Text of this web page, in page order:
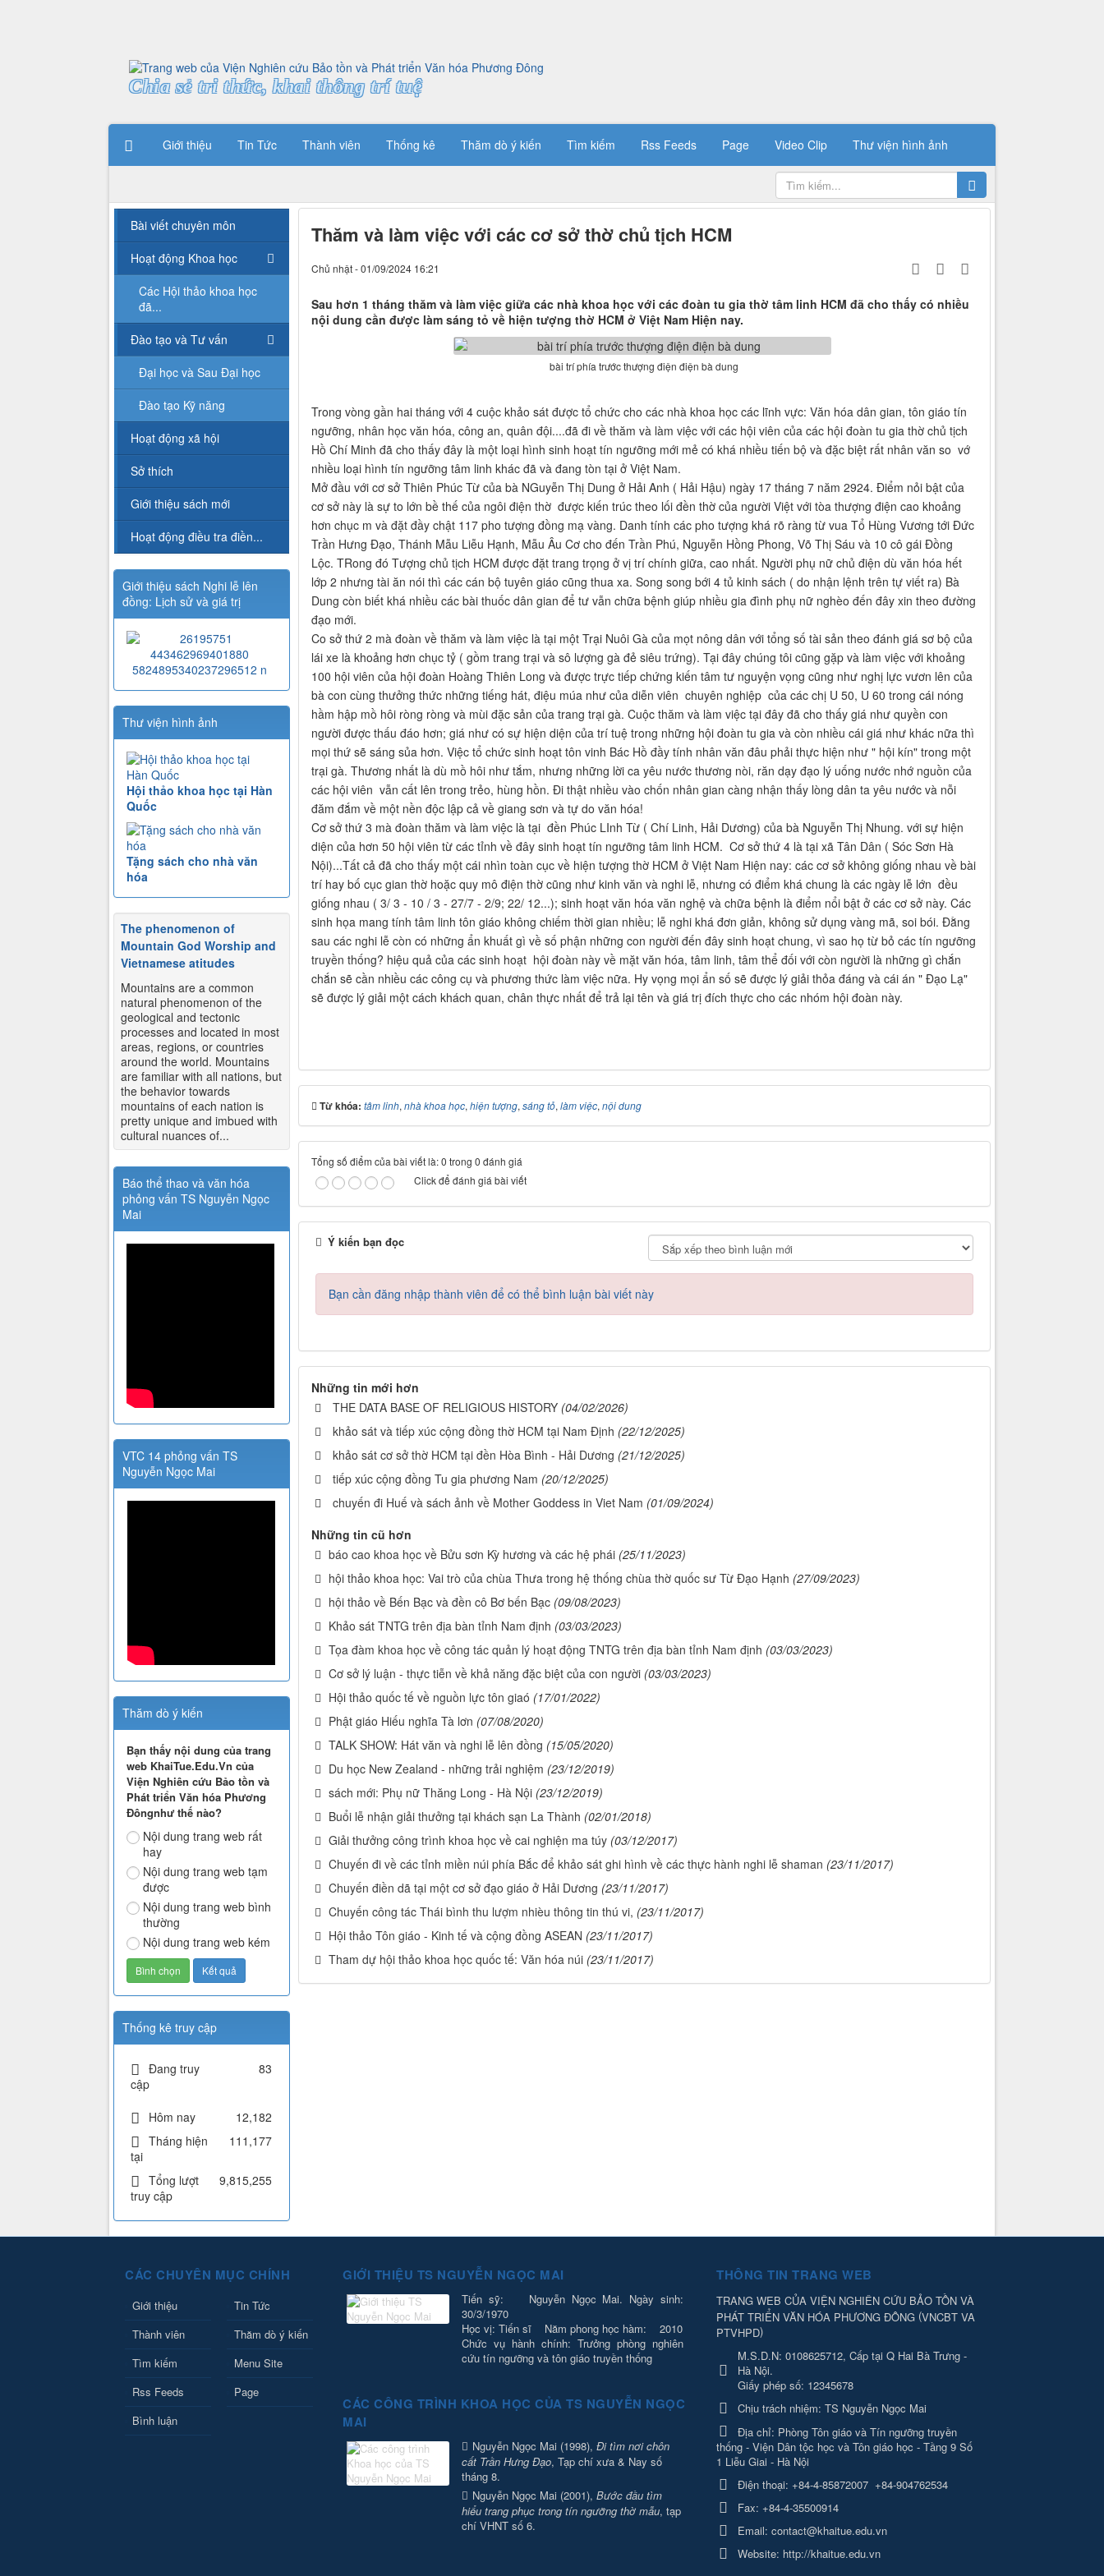
Chia sẻ tri thức, khai thông trí tuệ
Giới thiệu Tin Tức Thành viên Thống kê Thăm dò ý kiến Tìm kiếm Rss Feeds Page Video Clip Thư viện hình ảnh
Thăm và làm việc với các cơ sở thờ chủ tịch HCM
Chủ nhật - 01/09/2024 16:21
Sau hơn 1 tháng thăm và làm việc giữa các nhà khoa học với các đoàn tu gia thờ tâm linh HCM đã cho thấy có nhiều
nội dung cần được làm sáng tỏ về hiện tượng thờ HCM ở Việt Nam Hiện nay.
bài trí phía trước thượng điện điện bà dung
Trong vòng gần hai tháng với 4 cuộc khảo sát được tổ chức cho các nhà khoa học các lĩnh vực: Văn hóa dân gian, tôn giáo tín
ngưỡng, nhân học văn hóa, công an, quân đội....đã đi về thăm và làm việc với các hội viên của các hội đoàn tu gia thờ chủ tịch
Hồ Chí Minh đã cho thấy đây là một loại hình sinh hoạt tín ngưỡng mới mẻ có khá nhiều tiến bộ và đặc biệt rất nhân văn so vớ
nhiều loại hình tín ngưỡng tâm linh khác đã và đang tòn tại ở Việt Nam.
Mở đầu với cơ sở Thiên Phúc Từ của bà NGuyễn Thị Dung ở Hải Anh ( Hải Hậu) ngày 17 tháng 7 năm 2924. Điểm nỏi bật của
cơ sở này là sự to lớn bề thế của ngôi điện thờ được kiến trúc theo lối đền thờ của người Việt với tòa thượng điện cao khoảng
hơn chục m và đặt đầy chật 117 pho tượng đồng mạ vàng. Danh tính các pho tượng khá rõ ràng từ vua Tổ Hùng Vương tới Đức
Trần Hưng Đạo, Thánh Mẫu Liễu Hạnh, Mẫu Âu Cơ cho đến Trần Phú, Nguyễn Hồng Phong, Võ Thị Sáu và 10 cô gái Đồng
Lộc. TRong đó Tượng chủ tịch HCM được đặt trang trọng ở vị trí chính giữa, cao nhất. Người phụ nữ chủ điện dù văn hóa hết
lớp 2 nhưng tài ăn nói thì các cán bộ tuyên giáo cũng thua xa. Song song bới 4 tủ kinh sách ( do nhận lệnh trên tự viết ra) Bà
Dung còn biết khá nhiều các bài thuốc dân gian để tư vẫn chữa bệnh giúp nhiều gia đình phụ nữ nghèo đến đây xin theo đường
đạo mới.
Co sở thứ 2 mà đoàn về thăm và làm việc là tại một Trại Nuôi Gà của mọt nông dân với tổng số tài sản theo đánh giá sơ bộ của
lái xe là khoảng hơn chục tỷ ( gồm trang trại và sô lượng gà đẻ siêu trứng). Tại đây chúng tôi cũng gặp và làm việc với khoảng
100 hội viên của hội đoàn Hoàng Thiên Long và được trực tiếp chứng kiến tâm tư nguyện vọng cũng như nghị lực vươn lên của
bà con cùng thưởng thức những tiếng hát, điệu múa như của diễn viên chuyên nghiệp của các chị U 50, U 60 trong cái nóng
hầm hập mồ hôi ròng ròng và mùi đặc sản của trang trại gà. Cuộc thăm và làm việc tại đây đã cho thấy giá như quyền con
người được thấu đáo hơn; giá như có sự hiện diện của trí tuệ trong những hội đoàn tu gia và còn nhiều cái giá như khác nữa thì
mọi thứ sẽ sáng sủa hơn. Việc tổ chức sinh hoạt tôn vinh Bác Hồ đầy tính nhân văn đâu phải thực hiện như " hội kín" trong một
trại gà. Thương nhất là dù mồ hôi như tắm, nhưng những lời ca yêu nước thương nòi, răn dạy đạo lý uống nước nhớ nguồn của
các hội viên vẫn cất lên trong trẻo, hùng hồn. Đi thật nhiều vào chốn nhân gian càng nhận thấy lòng dân ta yêu nước và nỗi
đăm đắm về một nền độc lập cả về giang sơn và tự do văn hóa!
Cơ sở thứ 3 mà đoàn thăm và làm việc là tại đền Phúc LInh Từ ( Chí Linh, Hải Dương) của bà Nguyễn Thị Nhung. với sự hiện
diện của hơn 50 hội viên từ các tỉnh về đây sinh hoạt tín ngưỡng tâm linh HCM. Cơ sở thứ 4 là tại xã Tân Dân ( Sóc Sơn Hà
Nội)...Tất cả đã cho thấy một cái nhìn toàn cục về hiện tượng thờ HCM ở Việt Nam Hiện nay: các cơ sở không giống nhau về bài
trí hay bố cục gian thờ hoặc quy mô điện thờ cũng như kinh văn và nghi lễ, nhưng có điểm khá chung là các ngày lễ lớn đều
giống nhau ( 3/ 3 - 10 / 3 - 27/7 - 2/9; 22/ 12...); sinh hoạt văn hóa văn nghệ và chữa bệnh là điểm nổi bật ở các cơ sở này. Các
sinh họa mang tính tâm linh tôn giáo không chiếm thời gian nhiều; lễ nghi khá đơn giản, không sử dụng vàng mã, soi bói. Đằng
sau các nghi lễ còn có những ẩn khuất gì về số phận những con người đến đây sinh hoạt chung, vì sao họ từ bỏ các tín ngưỡng
truyền thống? hiệu quả của các sinh hoạt hội đoàn này về mặt văn hóa, tâm linh, tâm thể đối với còn người là những gì chắn
chắn sẽ cần nhiều các công cụ và phương thức làm việc nữa. Hy vọng mọi ẩn số sẽ được lý giải thỏa đáng và cái án " Đạo Lạ"
sẽ được lý giải một cách khách quan, chân thực nhất để trả lại tên và giá trị đích thực cho các nhóm hội đoàn này.
Từ khóa: tâm linh, nhà khoa học, hiện tượng, sáng tỏ, làm việc, nội dung
Tổng số điểm của bài viết là: 0 trong 0 đánh giá
Click để đánh giá bài viết
Ý kiến bạn đọc
Bạn cần đăng nhập thành viên để có thể bình luận bài viết này
Những tin mới hơn
THE DATA BASE OF RELIGIOUS HISTORY (04/02/2026)
khảo sát và tiếp xúc cộng đồng thờ HCM tại Nam Định (22/12/2025)
khảo sát cơ sở thờ HCM tại đền Hòa Bình - Hải Dương (21/12/2025)
tiếp xúc cộng đồng Tu gia phương Nam (20/12/2025)
chuyến đi Huế và sách ảnh về Mother Goddess in Viet Nam (01/09/2024)
Những tin cũ hơn
báo cao khoa học về Bửu sơn Kỳ hương và các hệ phái (25/11/2023)
hội thảo khoa học: Vai trò của chùa Thưa trong hệ thống chùa thờ quốc sư Từ Đạo Hạnh (27/09/2023)
hội thảo về Bến Bạc và đền cô Bơ bến Bạc (09/08/2023)
Khảo sát TNTG trên địa bàn tỉnh Nam định (03/03/2023)
Tọa đàm khoa học về công tác quản lý hoạt động TNTG trên địa bàn tỉnh Nam định (03/03/2023)
Cơ sở lý luận - thực tiễn về khả năng đặc biệt của con người (03/03/2023)
Hội thảo quốc tế về nguồn lực tôn giaó (17/01/2022)
Phật giáo Hiếu nghĩa Tà lơn (07/08/2020)
TALK SHOW: Hát văn và nghi lễ lên đồng (15/05/2020)
Du học New Zealand - những trải nghiệm (23/12/2019)
sách mới: Phụ nữ Thăng Long - Hà Nội (23/12/2019)
Buổi lễ nhận giải thưởng tại khách sạn La Thành (02/01/2018)
Giải thưởng công trình khoa học về cai nghiện ma túy (03/12/2017)
Chuyến đi về các tỉnh miền núi phía Bắc để khảo sát ghi hình về các thực hành nghi lễ shaman (23/11/2017)
Chuyến điền dã tại một cơ sở đạo giáo ở Hải Dương (23/11/2017)
Chuyến công tác Thái bình thu lượm nhièu thông tin thú vi, (23/11/2017)
Hội thảo Tôn giáo - Kinh tế và cộng đồng ASEAN (23/11/2017)
Tham dự hội thảo khoa học quốc tế: Văn hóa núi (23/11/2017)
Bài viết chuyên môn
Hoạt động Khoa học
Các Hội thảo khoa học
đã...
Đào tạo và Tư vấn
Đại học và Sau Đại học
Đào tạo Kỹ năng
Hoạt động xã hội
Sở thích
Giới thiệu sách mới
Hoạt động điều tra điền...
Giới thiệu sách Nghi lễ lên
đồng: Lịch sử và giá trị
Thư viện hình ảnh
Hội thảo khoa học tại Hàn
Quốc
Tặng sách cho nhà văn
hóa
The phenomenon of
Mountain God Worship and
Vietnamese atitudes
Mountains are a common
natural phenomenon of the
geological and tectonic
processes and located in most
areas, regions, or countries
around the world. Mountains
are familiar with all nations, but
the behavior towards
mountains of each nation is
pretty unique and imbued with
cultural nuances of...
Báo thể thao và văn hóa
phỏng vấn TS Nguyễn Ngọc
Mai
VTC 14 phỏng vấn TS
Nguyễn Ngọc Mai
Thăm dò ý kiến
Bạn thấy nội dung của trang
web KhaiTue.Edu.Vn của
Viện Nghiên cứu Bảo tồn và
Phát triển Văn hóa Phương
Đôngnhư thế nào?
Nội dung trang web rất
hay
Nội dung trang web tạm
được
Nội dung trang web bình
thường
Nội dung trang web kém
Thống kê truy cập
Đang truy
cập
83
Hôm nay
12,182
Tháng hiện
tại
111,177
Tổng lượt
truy cập
9,815,255
CÁC CHUYÊN MỤC CHÍNH
Giới thiệu
Tin Tức
Thành viên
Thăm dò ý kiến
Tìm kiếm
Menu Site
Rss Feeds
Page
Bình luận
GIỚI THIỆU TS NGUYỄN NGỌC MAI
Tiến sỹ: Nguyễn Ngọc Mai. Ngày sinh:
30/3/1970
Học vị: Tiến sĩ Năm phong học hàm: 2010
Chức vụ hành chính: Trưởng phòng nghiên
cứu tín ngưỡng và tôn giáo truyền thống
CÁC CÔNG TRÌNH KHOA HỌC CỦA TS NGUYỄN NGỌC
MAI
Nguyễn Ngọc Mai (1998), Đi tìm nơi chôn
cất Trần Hưng Đạo, Tạp chí xưa & Nay số
tháng 8.
Nguyễn Ngọc Mai (2001), Bước đầu tìm
hiểu trang phục trong tín ngưỡng thờ mẫu, tạp
chí VHNT số 6.
THÔNG TIN TRANG WEB
TRANG WEB CỦA VIỆN NGHIÊN CỨU BẢO TỒN VÀ
PHÁT TRIỂN VĂN HÓA PHƯƠNG ĐÔNG (VNCBT VA
PTVHPD)
M.S.D.N: 0108625712, Cấp tại Q Hai Bà Trưng -
Hà Nội.
Giấy phép số: 12345678
Chịu trách nhiệm: TS Nguyễn Ngọc Mai
Địa chỉ: Phòng Tôn giáo và Tín ngưỡng truyền
thống - Viện Dân tộc học và Tôn giáo học - Tầng 9 Số
1 Liễu Giai - Hà Nội
Điện thoại: +84-4-85872007 +84-904762534
Fax: +84-4-35500914
Email: contact@khaitue.edu.vn
Website: http://khaitue.edu.vn